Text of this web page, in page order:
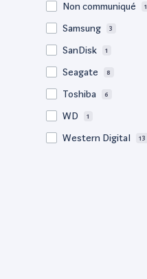
Non communiqué 1
Samsung 3
SanDisk 1
Seagate 8
Toshiba 6
WD 1
Western Digital 13